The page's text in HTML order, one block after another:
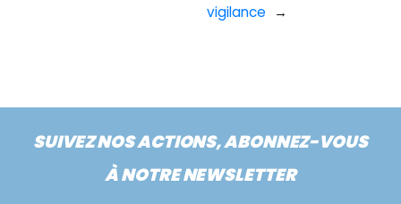
vigilance
→
SUIVEZ NOS ACTIONS, ABONNEZ-VOUS
À NOTRE NEWSLETTER